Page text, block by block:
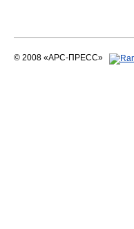
© 2008 «АРС-ПРЕСС»